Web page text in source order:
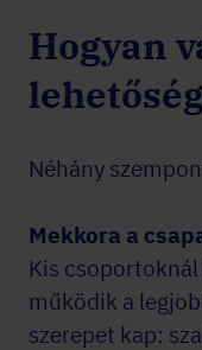
Hogyan
Néhány
Mekkora a
Kis
működik a
szerepet kap: